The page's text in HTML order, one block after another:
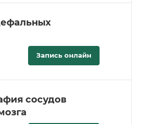
Запись онлайн
сосудов